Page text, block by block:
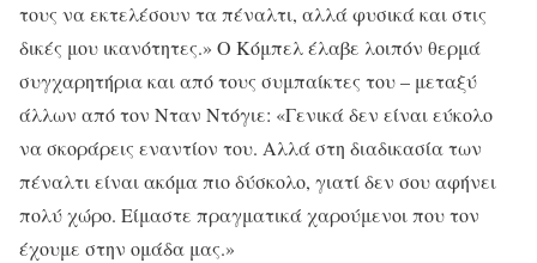
τους να εκτελέσουν τα πέναλτι, αλλά φυσικά και στις
δικές μου ικανότητες.» Ο Κόμπελ έλαβε λοιπόν θερμά
συγχαρητήρια και από τους συμπαίκτες του – μεταξύ
άλλων από τον Νταν Ντόγιε: «Γενικά δεν είναι εύκολο
να σκοράρεις εναντίον του. Αλλά στη διαδικασία των
πέναλτι είναι ακόμα πιο δύσκολο, γιατί δεν σου αφήνει
πολύ χώρο. Είμαστε πραγματικά χαρούμενοι που τον
έχουμε στην ομάδα μας.»